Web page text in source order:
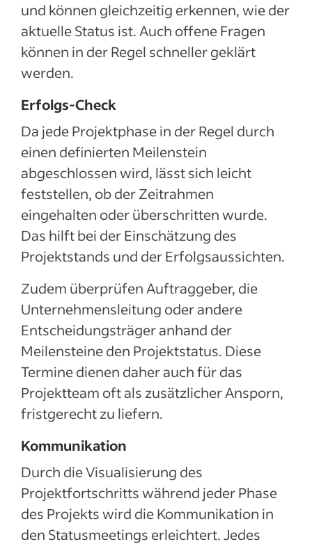
und können gleichzeitig erkennen, wie der
aktuelle Status ist. Auch offene Fragen
können in der Regel schneller geklärt
werden.
Erfolgs-Check
Da jede Projektphase in der Regel durch
einen definierten Meilenstein
abgeschlossen wird, lässt sich leicht
feststellen, ob der Zeitrahmen
eingehalten oder überschritten wurde.
Das hilft bei der Einschätzung des
Projektstands und der Erfolgsaussichten.
Zudem überprüfen Auftraggeber, die
Unternehmensleitung oder andere
Entscheidungsträger anhand der
Meilensteine den Projektstatus. Diese
Termine dienen daher auch für das
Projektteam oft als zusätzlicher Ansporn,
fristgerecht zu liefern.
Kommunikation
Durch die Visualisierung des
Projektfortschritts während jeder Phase
des Projekts wird die Kommunikation in
den Statusmeetings erleichtert. Jedes